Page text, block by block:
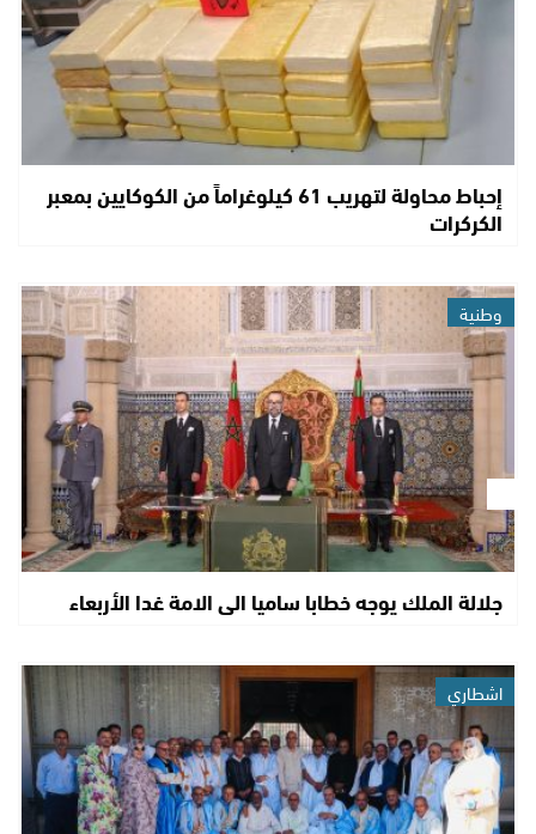
إحباط محاولة لتهريب 61 كيلوغراماً من الكوكايين بمعبر
الكركرات
وطنية
جلالة الملك يوجه خطابا ساميا الى الامة غدا الأربعاء
اشطاري